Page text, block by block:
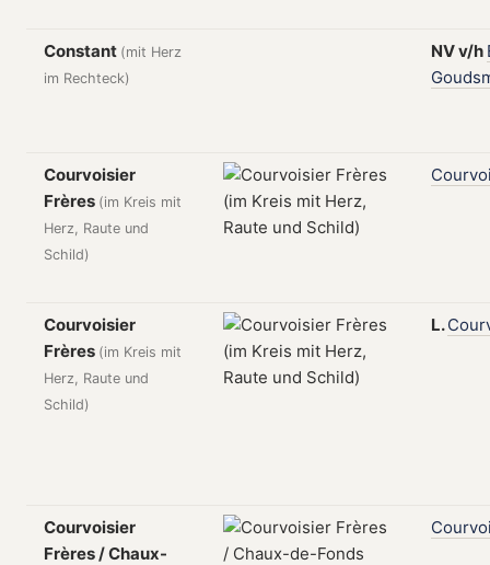
Constant (mit Herz
im Rechteck)
NVv/h
Courvoisier
Frères (im Kreis mit
Herz, Raute und
Schild)
Courvoisier
Frères (im Kreis mit
Herz, Raute und
Schild)
L.
Courvoisier
Frères / Chaux-